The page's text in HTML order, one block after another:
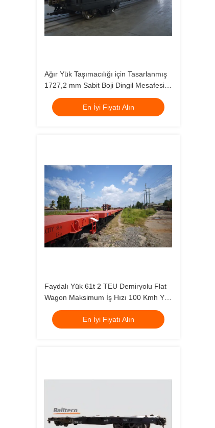
Ağır Yük Taşımacılığı için Tasarlanmış
1727,2 mm Sabit Boji Dingil Mesafesi
Sunan Boji Tipi Y25Lsd1-K Düz Yataklı
Raylı Taşıma Vagonu
En İyi Fiyatı Alın
Faydalı Yük 61t 2 TEU Demiryolu Flat
Wagon Maksimum İş Hızı 100 Kmh Yük
Kapasitesi 60 Ton Uzun mesafe
taşımacılığı için mükemmel
En İyi Fiyatı Alın